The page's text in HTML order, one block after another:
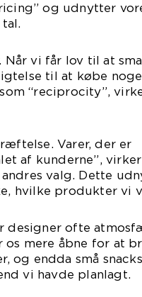
og udnytter
vi får lov til at
til at købe
“reciprocity”,
Varer, der er
af kunderne”,
valg. Dette
hvilke produkter vi
designer ofte
mere åbne for at
og endda små
vi havde planlagt.